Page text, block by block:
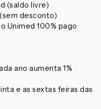
(saldo livre)
desconto)
Unimed 100% pago
ano aumenta 1%
e as sextas feiras das